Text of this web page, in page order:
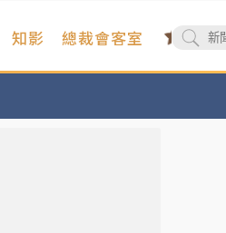
知影 總裁會客室